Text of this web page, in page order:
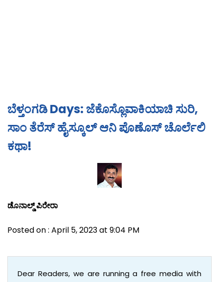
ಬೆಳ್ತಂಗಡಿ Days: ಜೆಕೊಸ್ಲೊವಾಕಿಯಾಚಿ ಸುರಿ,
ಸಾಂ ತೆರೆಸ್ ಹೈಸ್ಕೂಲ್ ಆನಿ ಪೊಣೊಸ್ ಚೊರ್ಲೆಲಿ
ಕಥಾ!
ಡೊನಾಲ್ಡ್ ಪಿರೇರಾ
Posted on : April 5, 2023 at 9:04 PM
Dear Readers, we are running a free media with